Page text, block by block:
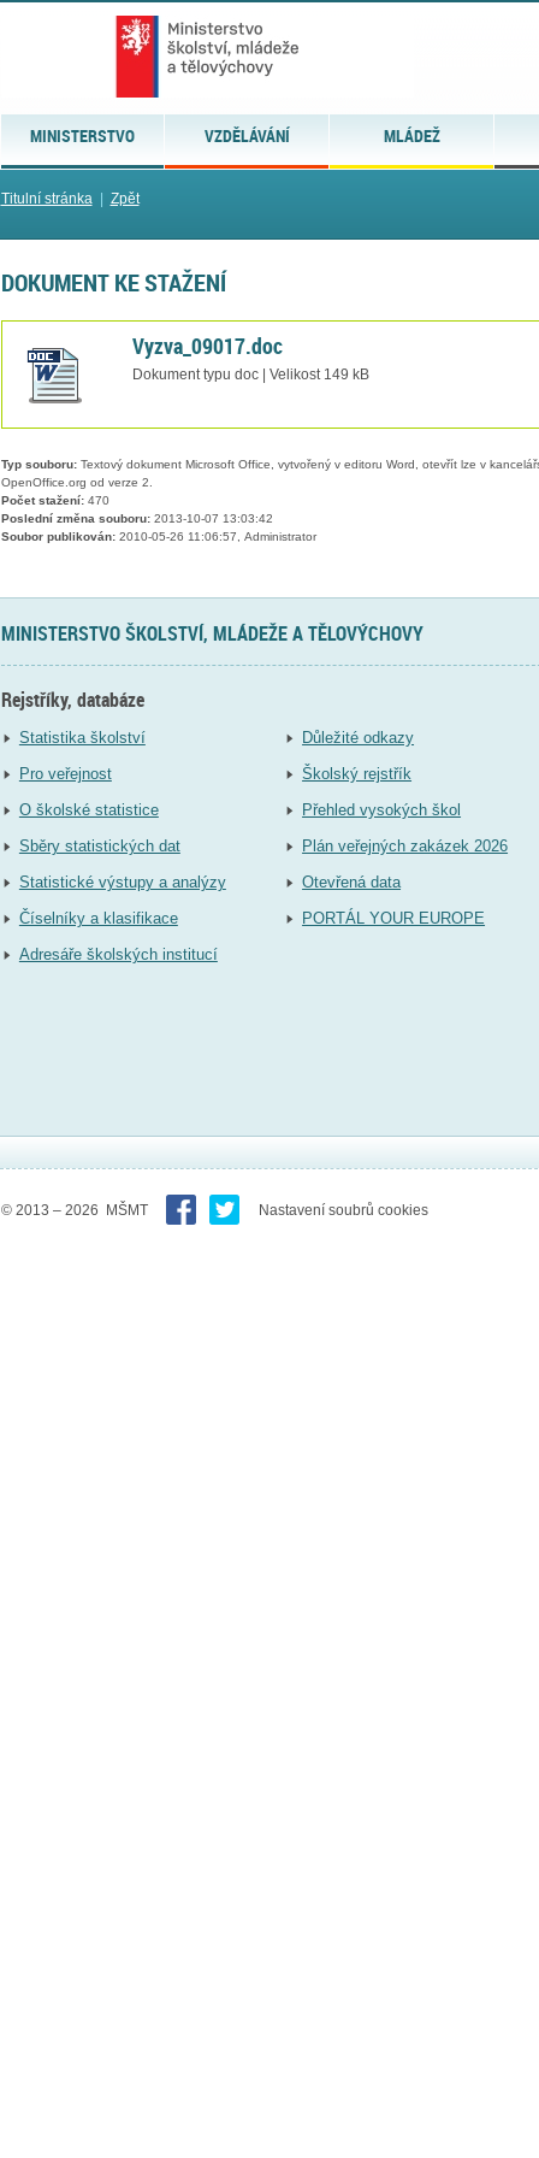
MINISTERSTVO VZDĚLÁVÁNÍ MLÁDEŽ
Titulní stránka| Zpět
DOKUMENT KE STAŽENÍ
Vyzva_09017.doc
Dokument typu doc | Velikost 149 kB
Typ souboru:Textový dokument Microsoft Office, vytvořený v editoru Word, otevřít lze v
OpenOffice.org od verze 2.
Počet stažení:470
Poslední změna souboru:2013-10-07 13:03:42
Soubor publikován:2010-05-26 11:06:57, Administrator
MINISTERSTVO ŠKOLSTVÍ, MLÁDEŽE A TĚLOVÝCHOVY
Rejstříky, databáze
Statistika školství
Pro veřejnost
O školské statistice
Sběry statistických dat
Statistické výstupy a analýzy
Číselníky a klasifikace
Adresáře školských institucí
Důležité odkazy
Školský rejstřík
Přehled vysokých škol
Plán veřejných zakázek 2026
Otevřená data
PORTÁL YOUR EUROPE
© 2013 – 2026 MŠMT Nastavení soubrů cookies